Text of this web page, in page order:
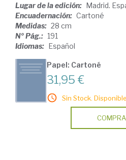
Lugar de la edición: Madrid.
Encuadernación: Cartoné
Medidas: 28 cm
Nº Pág.: 191
Idiomas: Español
Papel: Cartoné
31,95 €
Sin Stock.